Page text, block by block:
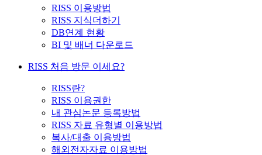
RISS 이용방법
RISS 지식더하기
DB연계 현황
BI 및 배너 다운로드
RISS 처음 방문 이세요?
RISS란?
RISS 이용권한
내 관심논문 등록방법
RISS 자료 유형별 이용방법
복사/대출 이용방법
해외전자자료 이용방법